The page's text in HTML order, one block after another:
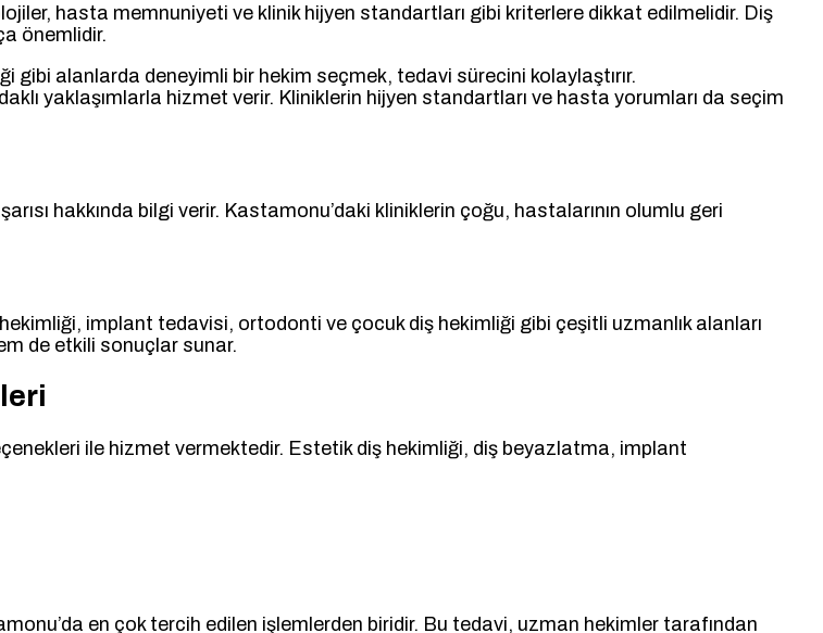
hasta memnuniyeti ve klinik hijyen standartları gibi kriterlere dikkat edilmelidir. Diş
önemlidir.
alanlarda deneyimli bir hekim seçmek, tedavi sürecini kolaylaştırır.
yaklaşımlarla hizmet verir. Kliniklerin hijyen standartları ve hasta yorumları da seçim
hakkında bilgi verir. Kastamonu’daki kliniklerin çoğu, hastalarının olumlu geri
implant tedavisi, ortodonti ve çocuk diş hekimliği gibi çeşitli uzmanlık alanları
de etkili sonuçlar sunar.
ile hizmet vermektedir. Estetik diş hekimliği, diş beyazlatma, implant
en çok tercih edilen işlemlerden biridir. Bu tedavi, uzman hekimler tarafından